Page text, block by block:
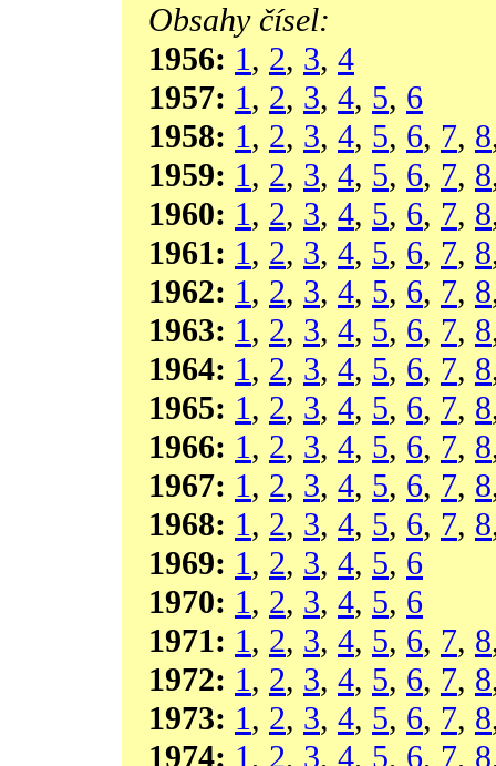
Obsahy čísel:
1956: 1, 2, 3, 4
1957: 1, 2, 3, 4, 5, 6
1958: 1, 2, 3, 4, 5, 6, 7, 8
1959: 1, 2, 3, 4, 5, 6, 7, 8
1960: 1, 2, 3, 4, 5, 6, 7, 8
1961: 1, 2, 3, 4, 5, 6, 7, 8
1962: 1, 2, 3, 4, 5, 6, 7, 8
1963: 1, 2, 3, 4, 5, 6, 7, 8
1964: 1, 2, 3, 4, 5, 6, 7, 8
1965: 1, 2, 3, 4, 5, 6, 7, 8
1966: 1, 2, 3, 4, 5, 6, 7, 8
1967: 1, 2, 3, 4, 5, 6, 7, 8
1968: 1, 2, 3, 4, 5, 6, 7, 8
1969: 1, 2, 3, 4, 5, 6
1970: 1, 2, 3, 4, 5, 6
1971: 1, 2, 3, 4, 5, 6, 7, 8
1972: 1, 2, 3, 4, 5, 6, 7, 8
1973: 1, 2, 3, 4, 5, 6, 7, 8
1974: 1, 2, 3, 4, 5, 6, 7, 8